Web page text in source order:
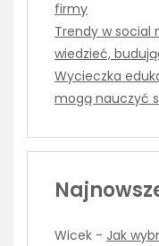
firmy
Trendy w social
wiedzieć,
Wycieczka
mogą nauczyć
Wicek - Jak